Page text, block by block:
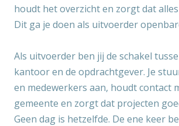
houdt het overzicht en zorgt dat
Dit ga je doen als uitvoerder
Als uitvoerder ben jij de schakel
kantoor en de opdrachtgever. Je
en medewerkers aan, houdt contact
gemeente en zorgt dat projecten
Geen dag is hetzelfde. De ene keer